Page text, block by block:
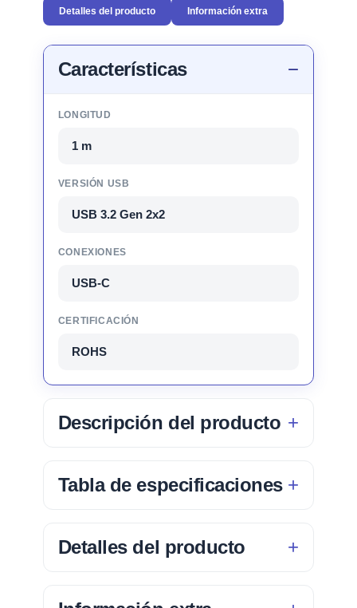
Detalles del producto Información extra
Características
LONGITUD
1 m
VERSIÓN USB
USB 3.2 Gen 2x2
CONEXIONES
USB-C
CERTIFICACIÓN
ROHS
Descripción del producto
Tabla de especificaciones
Detalles del producto